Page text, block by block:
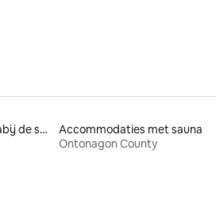
Accommodaties nabij de skipiste
Accommodaties met sauna
Ontonagon County